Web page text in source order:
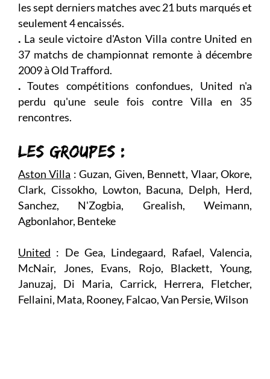
les sept derniers matches avec 21 buts marqués et
seulement 4 encaissés.
. La seule victoire d'Aston Villa contre United en
37 matchs de championnat remonte à décembre
2009 à Old Trafford.
.Toutes compétitions confondues, United n'a
perdu qu'une seule fois contre Villa en 35
rencontres.
LES GROUPES :
Aston Villa : Guzan, Given, Bennett, Vlaar, Okore,
Clark, Cissokho, Lowton, Bacuna, Delph, Herd,
Sanchez, N'Zogbia, Grealish, Weimann,
Agbonlahor, Benteke
United : De Gea, Lindegaard, Rafael, Valencia,
McNair, Jones, Evans, Rojo, Blackett, Young,
Januzaj, Di Maria, Carrick, Herrera, Fletcher,
Fellaini, Mata, Rooney, Falcao, Van Persie, Wilson